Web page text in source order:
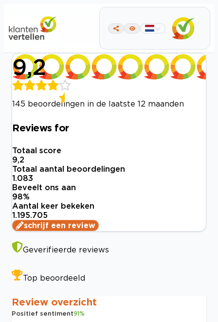
9,2
145 beoordelingen in de laatste 12 maanden
Reviews for
Totaal score
9,2
Totaal aantal beoordelingen
1.083
Beveelt ons aan
98%
Aantal keer bekeken
1.195.705
schrijf een review
Geverifieerde reviews
Top beoordeeld
Review overzicht
Positief sentiment91%